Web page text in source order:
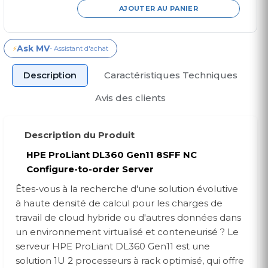
AJOUTER AU PANIER
⚡Ask MV- Assistant d'achat
Description
Caractéristiques Techniques
Avis des clients
Description du Produit
HPE ProLiant DL360 Gen11 8SFF NC
Configure-to-order Server
Êtes-vous à la recherche d'une solution évolutive
à haute densité de calcul pour les charges de
travail de cloud hybride ou d'autres données dans
un environnement virtualisé et conteneurisé ? Le
serveur HPE ProLiant DL360 Gen11 est une
solution 1U 2 processeurs à rack optimisé, qui offre